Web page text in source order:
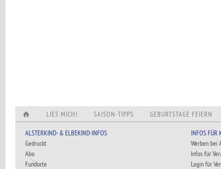
LIES MICH! SAISON-TIPPS GEBURTSTAGE FEIERN
ALSTERKIND- & ELBEKIND-INFOS
Gedruckt
Abo
Fundorte
INFOS FÜR
Werben bei
Infos für
Login für